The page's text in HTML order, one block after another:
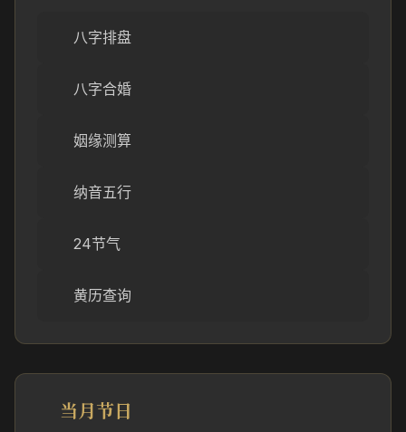
八字排盘
八字合婚
姻缘测算
纳音五行
24节气
黄历查询
当月节日